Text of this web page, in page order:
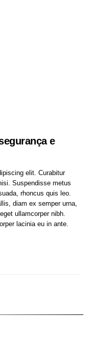
e
elit. Curabitur
Suspendisse metus
rhoncus quis leo.
diam ex semper urna,
ullamcorper nibh.
lacinia eu in ante.